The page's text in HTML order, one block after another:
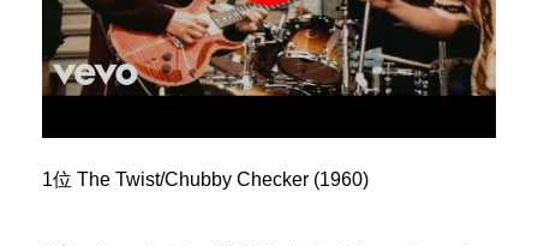
1位 The Twist/Chubby Checker (1960)